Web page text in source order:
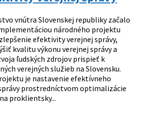
vnútra Slovenskej republiky začalo
národného projektu
efektivity verejnej správy,
kvalitu výkonu verejnej správy a
ľudských zdrojov prispieť k
verejných služieb na Slovensku.
je nastavenie efektívneho
prostredníctvom optimalizácie
proklientsky...